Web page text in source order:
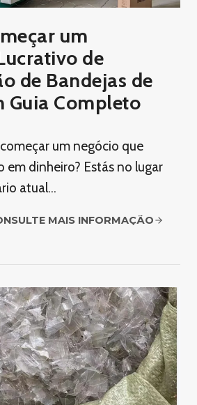
um
de
de Bandejas de
Guia Completo
um negócio que
em dinheiro? Estás no lugar
atual…
MAIS INFORMAÇÃO